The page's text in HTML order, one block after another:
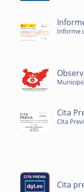
Informe
Cita
Cita
Cita